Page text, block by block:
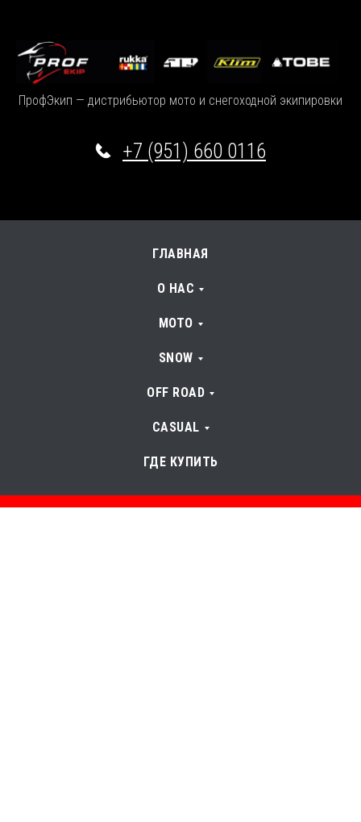
ПрофЭкип — дистрибьютор мото и снегоходной экипировки
+7 (951) 660 0116
ГЛАВНАЯ
О НАС
МОТО
SNOW
OFF ROAD
CASUAL
ГДЕ КУПИТЬ